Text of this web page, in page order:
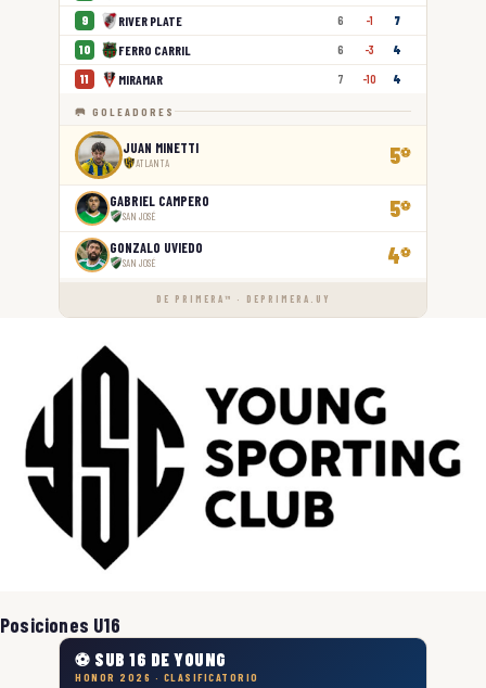
9 RIVER PLATE 6 -1 7
10 FERRO CARRIL 6 -3 4
11 MIRAMAR 7 -10 4
🥅 GOLEADORES
JUAN MINETTI
ATLANTA 5⚽
GABRIEL CAMPERO
SAN JOSÉ 5⚽
GONZALO UVIEDO
SAN JOSÉ 4⚽
DE PRIMERA™ · DEPRIMERA.UY
Posiciones U16
⚽ SUB 16 DE YOUNG
HONOR 2026 · CLASIFICATORIO